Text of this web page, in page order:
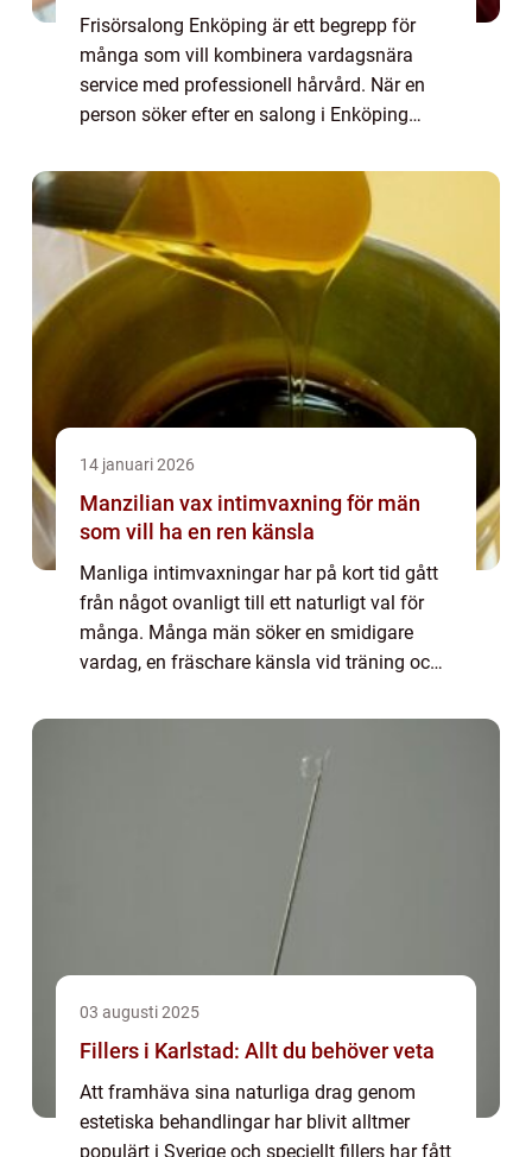
Frisörsalong Enköping är ett begrepp för
många som vill kombinera vardagsnära
service med professionell hårvård. När en
person söker efter en salong i Enköping
14 januari 2026
Manzilian vax intimvaxning för män
som vill ha en ren känsla
Manliga intimvaxningar har på kort tid gått
från något ovanligt till ett naturligt val för
många. Många män söker en smidigare
vardag, en fräschare känsla vid träning och
Manzilian vax innebär att håret i i...
03 augusti 2025
Fillers i Karlstad: Allt du behöver veta
Att framhäva sina naturliga drag genom
estetiska behandlingar har blivit alltmer
populärt i Sverige och speciellt fillers har fått